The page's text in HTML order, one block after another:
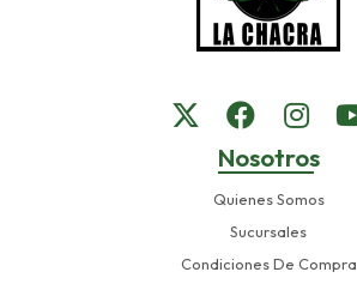
Nosotros
Quienes Somos
Sucursales
Condiciones De Compra